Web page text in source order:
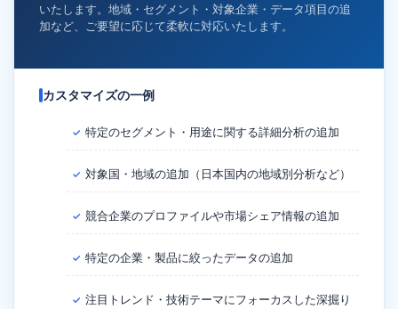
いたします。地域・セグメント・対象企業・データ項目の追
加など、ご要望に応じて柔軟に対応いたします。
カスタマイズの一例
✓ 特定のセグメント・用途に関する詳細分析の追加
✓ 対象国・地域の追加（日本国内の地域別分析など）
✓ 競合企業のプロファイルや市場シェア情報の追加
✓ 特定の企業・製品に絞ったデータの追加
✓ 注目トレンド・技術テーマにフォーカスした深掘り